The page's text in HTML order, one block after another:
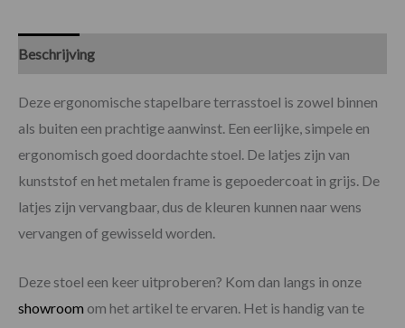
Beschrijving
Deze ergonomische stapelbare terrasstoel is zowel binnen
als buiten een prachtige aanwinst. Een eerlijke, simpele en
ergonomisch goed doordachte stoel. De latjes zijn van
kunststof en het metalen frame is gepoedercoat in grijs. De
latjes zijn vervangbaar, dus de kleuren kunnen naar wens
vervangen of gewisseld worden.
Deze stoel een keer uitproberen? Kom dan langs in onze
showroom om het artikel te ervaren. Het is handig van te